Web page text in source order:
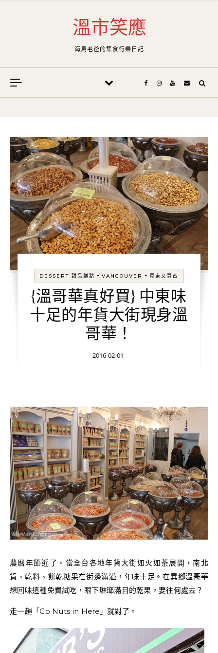
溫市笑應
海馬老爸的集食行樂日記
DESSERT 甜品糕點 - VANCOUVER - 買東又買西
{溫哥華真好買} 中東味
十足的年貨大街現身溫
哥華！
2016-02-01
農曆年節近了。當全台各地年貨大街如火如荼展開，南北
貨、乾料、餅乾糖果在街邊滿溢，年味十足。在異鄉溫哥華
想回味這種免費試吃，眼下琳瑯滿目的乾果，要往何處去？
走一趟「Go Nuts in Here」就對了。